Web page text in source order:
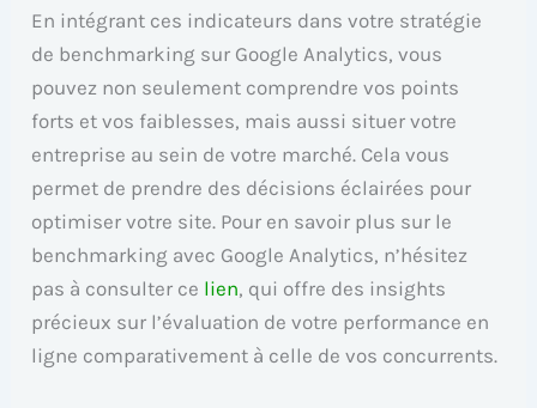
En intégrant ces indicateurs dans votre stratégie
de benchmarking sur Google Analytics, vous
pouvez non seulement comprendre vos points
forts et vos faiblesses, mais aussi situer votre
entreprise au sein de votre marché. Cela vous
permet de prendre des décisions éclairées pour
optimiser votre site. Pour en savoir plus sur le
benchmarking avec Google Analytics, n’hésitez
pas à consulter ce lien, qui offre des insights
précieux sur l’évaluation de votre performance en
ligne comparativement à celle de vos concurrents.